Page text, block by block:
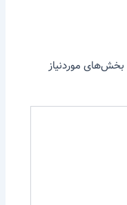
بخش‌های موردنیاز